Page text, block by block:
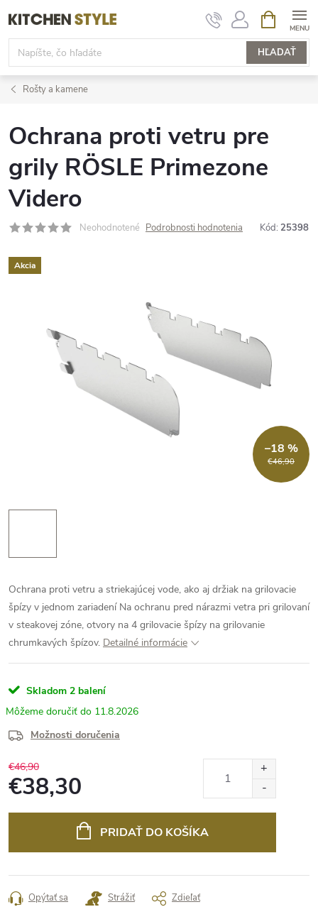
na
obsah
HĽADAŤ
KOŠÍK
Rošty a kamene
Ochrana proti vetru pre
grily RÖSLE Primezone
Videro
Neohodnotené Podrobnosti hodnotenia Kód: 25398
Akcia
€46,90
–18 %
Ochrana proti vetru a striekajúcej vode, ako aj držiak na grilovacie
špízy v jednom zariadení Na ochranu pred nárazmi vetra pri grilovaní
v steakovej zóne, otvory na 4 grilovacie špízy na grilovanie
chrumkavých špízov. Detailné informácie
Skladom 2 balení
11.8.2026
Možnosti doručenia
€46,90
€38,30
PRIDAŤ DO KOŠÍKA
Opýtať sa Strážiť Zdieľať